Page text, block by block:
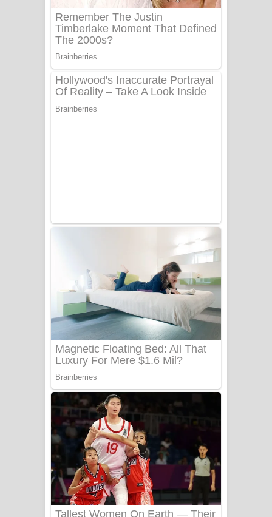
බැබලෙන ගීතයේ පද පෙළ
Adare Wadi Nisa Song Lyrics - ආදරේ
UNUHUMA Song Lyrics - උණුහුම
ගීතයේ පද පෙළ
Ow Man Sosa Song Lyrics - ඔව් මං
සෝසා ගීතයේ පද පෙළ
Heavy Weight Song Lyrics
Aye Lanweela Song Lyrics - ආයේ
ලංවීලා ගීතයේ පද පෙළ
පුරන්නට ගීතයේ පද පෙළ
FEVER DREAM Lyrics - Alex Warren
BTS : Hooligan Lyrics
Apa Hamuwee Song Lyrics - අප හමුවී
ගීතයේ පද පෙළ